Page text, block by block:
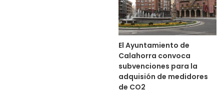
El Ayuntamiento de
Calahorra convoca
subvenciones para la
adquisión de medidores
de CO2